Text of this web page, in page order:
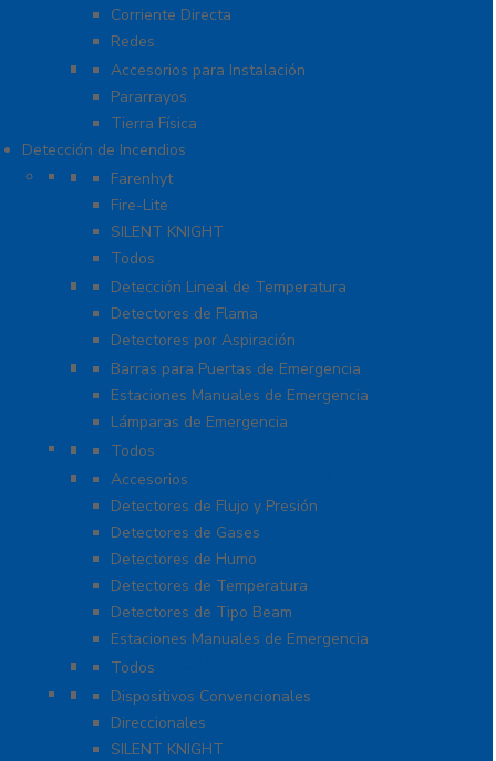
Corriente Directa
Redes
Tierra Física y Pararrayos
Accesorios para Instalación
Pararrayos
Tierra Física
Detección de Incendios
Accesorios y Dispositivos Direccionables
Farenhyt
Fire-Lite
SILENT KNIGHT
Todos
Aplicaciones Especiales
Detección Lineal de Temperatura
Detectores de Flama
Detectores por Aspiración
Sistemas de Emergencia
Barras para Puertas de Emergencia
Estaciones Manuales de Emergencia
Lámparas de Emergencia
Detectores Autónomos
Todos
Dispositivos Convencionales
Accesorios
Detectores de Flujo y Presión
Detectores de Gases
Detectores de Humo
Detectores de Temperatura
Detectores de Tipo Beam
Estaciones Manuales de Emergencia
Extinción de Incendio
Todos
Fuentes de Alimentación
Dispositivos Convencionales
Direccionales
SILENT KNIGHT